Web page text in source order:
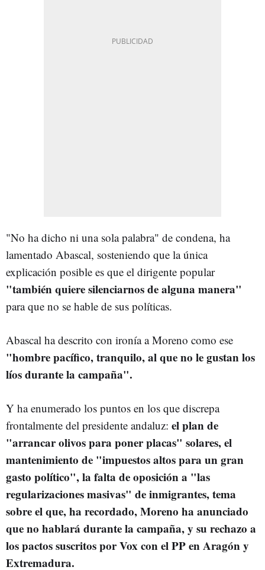
"No ha dicho ni una sola palabra" de condena, ha
lamentado Abascal, sosteniendo que la única
explicación posible es que el dirigente popular
"también quiere silenciarnos de alguna manera"
para que no se hable de sus políticas.
Abascal ha descrito con ironía a Moreno como ese
"hombre pacífico, tranquilo, al que no le gustan los
líos durante la campaña".
Y ha enumerado los puntos en los que discrepa
frontalmente del presidente andaluz: el plan de
"arrancar olivos para poner placas" solares, el
mantenimiento de "impuestos altos para un gran
gasto político", la falta de oposición a "las
regularizaciones masivas" de inmigrantes, tema
sobre el que, ha recordado, Moreno ha anunciado
que no hablará durante la campaña, y su rechazo a
los pactos suscritos por Vox con el PP en Aragón y
Extremadura.